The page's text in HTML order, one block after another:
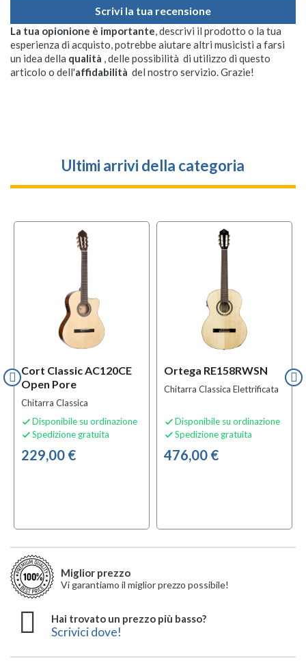
Scrivi la tua recensione
La tua opionione è importante, descrivi il prodotto o la tua
esperienza di acquisto, potrebbe aiutare altri musicisti a farsi
un idea della qualità , delle possibilità di utilizzo di questo
articolo o dell'affidabilità del nostro servizio. Grazie!
Ultimi arrivi della categoria
Cort Classic AC120CE
Open Pore
Chitarra Classica
 Disponibile su ordinazione
 Spedizione gratuita
229,00 €
Ortega RE158RWSN
Chitarra Classica Elettrificata
 Disponibile su ordinazione
 Spedizione gratuita
476,00 €
Miglior prezzo
Vi garantiamo il miglior prezzo possibile!
Hai trovato un prezzo più basso?
Scrivici dove!